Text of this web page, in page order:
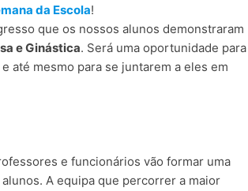
da Escola!
que os nossos alunos demonstraram
e Ginástica. Será uma oportunidade para
até mesmo para se juntarem a eles em
e funcionários vão formar uma
A equipa que percorrer a maior